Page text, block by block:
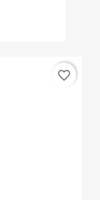
favorite_border